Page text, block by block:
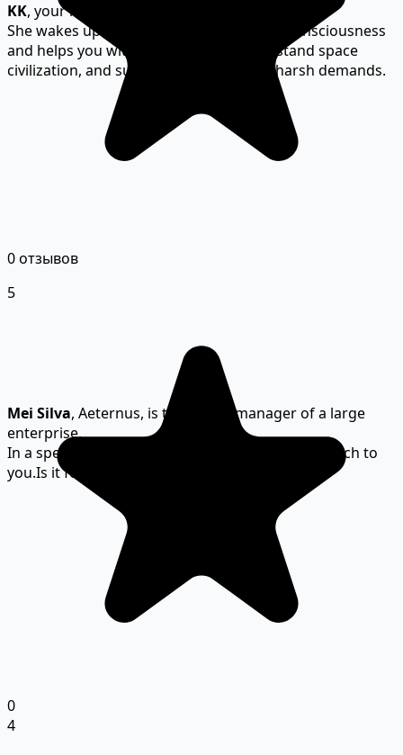
KK, your loyal but unreliable AI consultant.
She wakes up together with you from unconsciousness
and helps you with memory loss,
understand space
civilization, and survive your superiors' harsh demands.
Mei Silva, Aeternus, is the senior manager of a large
enterprise.
In a specific merger, Omni extended an olive branch to
you.Is it for profit or other purposes?
0 отзывов
5
0
4